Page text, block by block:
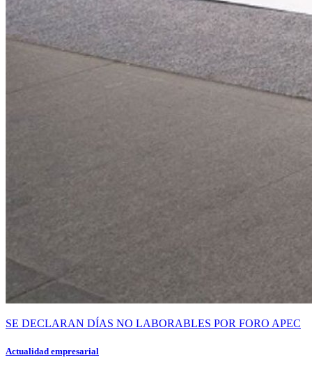
SE DECLARAN DÍAS NO LABORABLES POR FORO APEC
Actualidad empresarial